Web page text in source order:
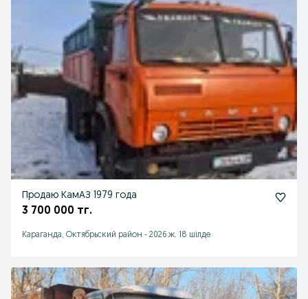
Продаю КамАЗ 1979 года
3 700 000 тг.
Караганда, Октябрьский район - 2026 ж. 18 шілде